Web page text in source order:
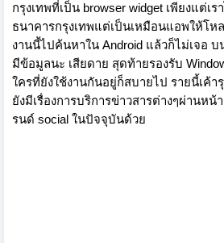
กรุงเทพที่เป็น browser widget เพียงแต่เ
ธนาคารกรุงเทพแต่เป็นเหมือนแอพให้โห
งานนี้ไปค้นหาใน Android แล้วก็ไม่เจอ บ
มีข้อมูลนะ เสียดาย สุดท้ายรองรับ
ใครที่ยังใช้งานกันอยู่ก็สบายไป รายนี้เค้
ยังมีเรื่องการบริการข่าวสารต่างๆผ่านหน้
รนด์ social ในปัจจุบันด้วย